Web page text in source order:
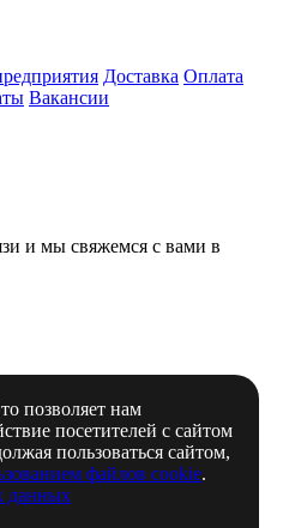
Доставка Оплата
Вакансии
и мы свяжемся с вами в
позволяет нам
посетителей с сайтом
пользоваться сайтом,
файлов cookie.
данных